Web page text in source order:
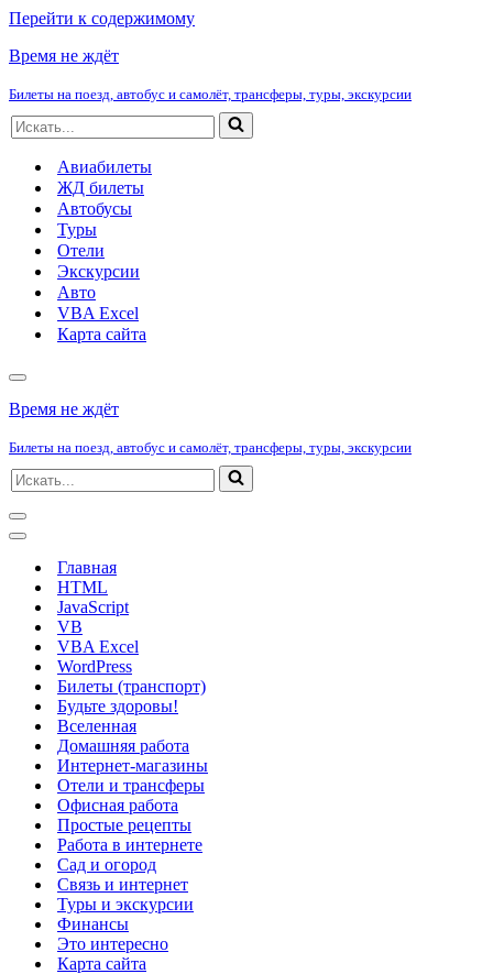
Перейти к содержимому
Время не ждёт
Билеты на поезд, автобус и самолёт, трансферы, туры, экскурсии
Искать...
Авиабилеты
ЖД билеты
Автобусы
Туры
Отели
Экскурсии
Авто
VBA Excel
Карта сайта
Меню
навигации
Время не ждёт
Билеты на поезд, автобус и самолёт, трансферы, туры, экскурсии
Искать...
Меню
навигации
Меню
навигацииГлавная
HTML
JavaScript
VB
VBA Excel
WordPress
Билеты (транспорт)
Будьте здоровы!
Вселенная
Домашняя работа
Интернет-магазины
Отели и трансферы
Офисная работа
Простые рецепты
Работа в интернете
Сад и огород
Связь и интернет
Туры и экскурсии
Финансы
Это интересно
Карта сайта